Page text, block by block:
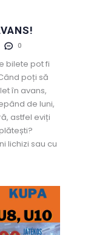
0
bilete pot fi
poți să
în avans,
de luni,
astfel eviți
lichizi sau cu